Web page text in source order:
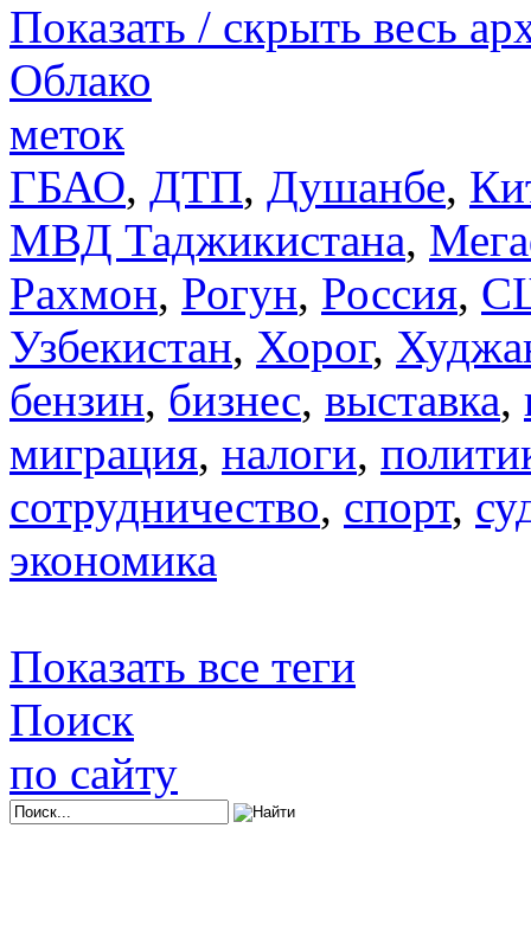
Показать / скрыть весь
Облако
меток
ГБАО, ДТП, Душанбе,
МВД Таджикистана,
Рахмон, Рогун, Россия,
Узбекистан, Хорог,
бензин, бизнес, выставка,
миграция, налоги,
сотрудничество, спорт,
экономика
Показать все теги
Поиск
по сайту